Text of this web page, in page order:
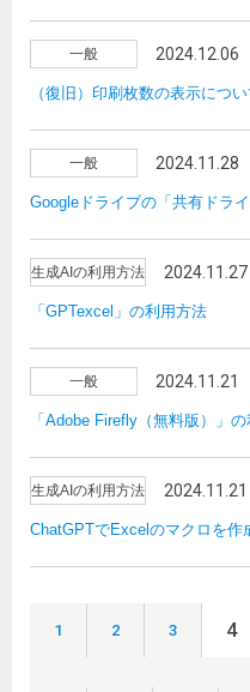
一般 2024.12.06
（復旧）印刷枚数の表示につい
一般 2024.11.28
Googleドライブの「共有ドラ
生成AIの利用方法 2024.11.27
「GPTexcel」の利用方法
一般 2024.11.21
「Adobe Firefly（無料版）」
生成AIの利用方法 2024.11.21
ChatGPTでExcelのマクロを作
1 2 3 4